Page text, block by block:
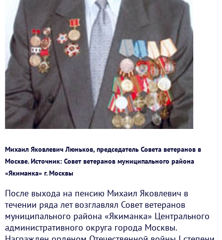
Михаил Яковлевич Люньков, председатель Совета ветеранов в
Москве. Источник: Совет ветеранов муниципального района
«Якиманка» г. Москвы
После выхода на пенсию Михаил Яковлевич в
течении ряда лет возглавлял Совет ветеранов
муниципального района «Якиманка» Центрального
административного округа города Москвы.